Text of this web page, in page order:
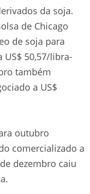
da soja.
de Chicago
de soja para
US$ 50,57/libra-
também
a US$
outubro
comercializado a
dezembro caiu